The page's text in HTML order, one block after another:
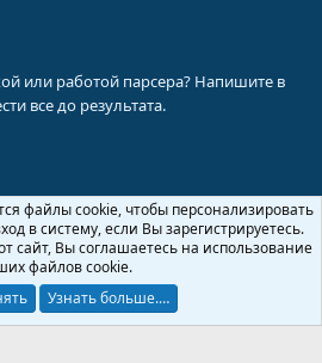
или работой парсера? Напишите в
все до результата.
и правила
Помощь
® © 2010-2026 XenForo Ltd.
файлы cookie, чтобы персонализировать
в систему, если Вы зарегистрируетесь.
сайт, Вы соглашаетесь на использование
файлов cookie.
Узнать больше.…